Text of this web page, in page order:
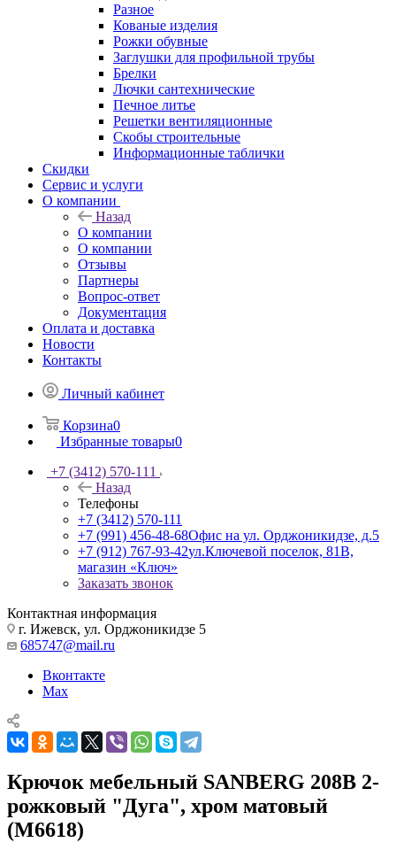
Разное
Кованые изделия
Рожки обувные
Заглушки для профильной трубы
Брелки
Лючки сантехнические
Печное литье
Решетки вентиляционные
Скобы строительные
Информационные таблички
Скидки
Сервис и услуги
О компании
Назад
О компании
О компании
Отзывы
Партнеры
Вопрос-ответ
Документация
Оплата и доставка
Новости
Контакты
Личный кабинет
Корзина0
Избранные товары0
+7 (3412) 570-111
Назад
Телефоны
+7 (3412) 570-111
+7 (991) 456-48-68Офис на ул. Орджоникидзе, д.5
+7 (912) 767-93-42ул.Ключевой поселок, 81В,
магазин «Ключ»
Заказать звонок
Контактная информация
г. Ижевск, ул. Орджоникидзе 5
685747@mail.ru
Вконтакте
Max
Крючок мебельный SANBERG 208В 2-
рожковый "Дуга", хром матовый
(М6618)